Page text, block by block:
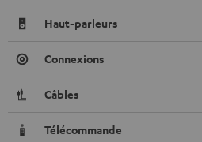
Haut-parleurs
Connexions
Câbles
Télécommande